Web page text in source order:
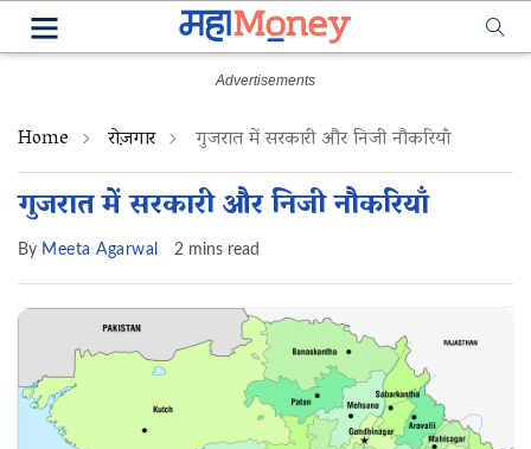
Home रोज़गार गुजरात में सरकारी और निजी नौकरियाँ
गुजरात में सरकारी और निजी नौकरियाँ
By Meeta Agarwal 2 mins read